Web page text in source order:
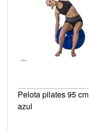
Pelota pilates 95 cm
azul